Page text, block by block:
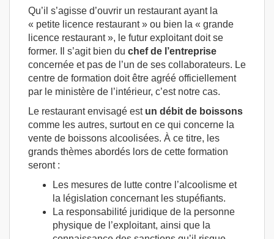
Qu’il s’agisse d’ouvrir un restaurant ayant la
« petite licence restaurant » ou bien la « grande
licence restaurant », le futur exploitant doit se
former. Il s’agit bien du chef de l’entreprise
concernée et pas de l’un de ses collaborateurs. Le
centre de formation doit être agréé officiellement
par le ministère de l’intérieur, c’est notre cas.
Le restaurant envisagé est un débit de boissons
comme les autres, surtout en ce qui concerne la
vente de boissons alcoolisées. À ce titre, les
grands thèmes abordés lors de cette formation
seront :
Les mesures de lutte contre l’alcoolisme et
la législation concernant les stupéfiants.
La responsabilité juridique de la personne
physique de l’exploitant, ainsi que la